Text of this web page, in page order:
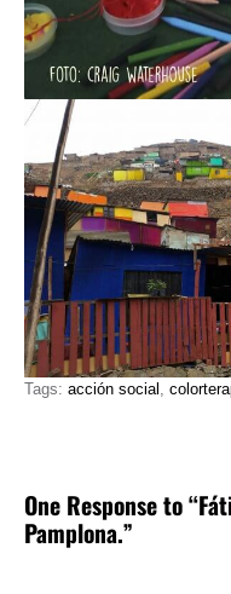
Tags: acción social
One Response to
Pamplona.”